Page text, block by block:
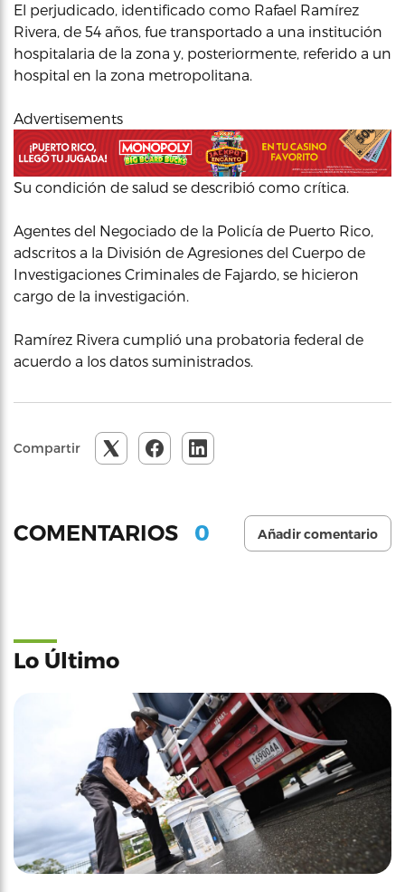
El perjudicado, identificado como Rafael Ramírez
Rivera, de 54 años, fue transportado a una institución
hospitalaria de la zona y, posteriormente, referido a un
hospital en la zona metropolitana.
Advertisements
Su condición de salud se describió como crítica.
Agentes del Negociado de la Policía de Puerto Rico,
adscritos a la División de Agresiones del Cuerpo de
Investigaciones Criminales de Fajardo, se hicieron
cargo de la investigación.
Ramírez Rivera cumplió una probatoria federal de
acuerdo a los datos suministrados.
Compartir
COMENTARIOS 0 Añadir comentario
Lo Último